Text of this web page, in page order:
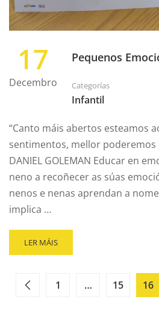
17
Decembro
Pequenos
Categorías
Infantil
“Canto máis abertos esteamos
sentimentos, mellor poderemos
DANIEL GOLEMAN Educar en
neno a recoñecer as súas
nenos e nenas aprendan a
implica …
LER MÁIS
1 … 15 16